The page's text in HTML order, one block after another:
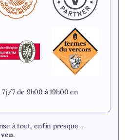
7 de 9h00 à 19h00 en
à tout, enfin presque…